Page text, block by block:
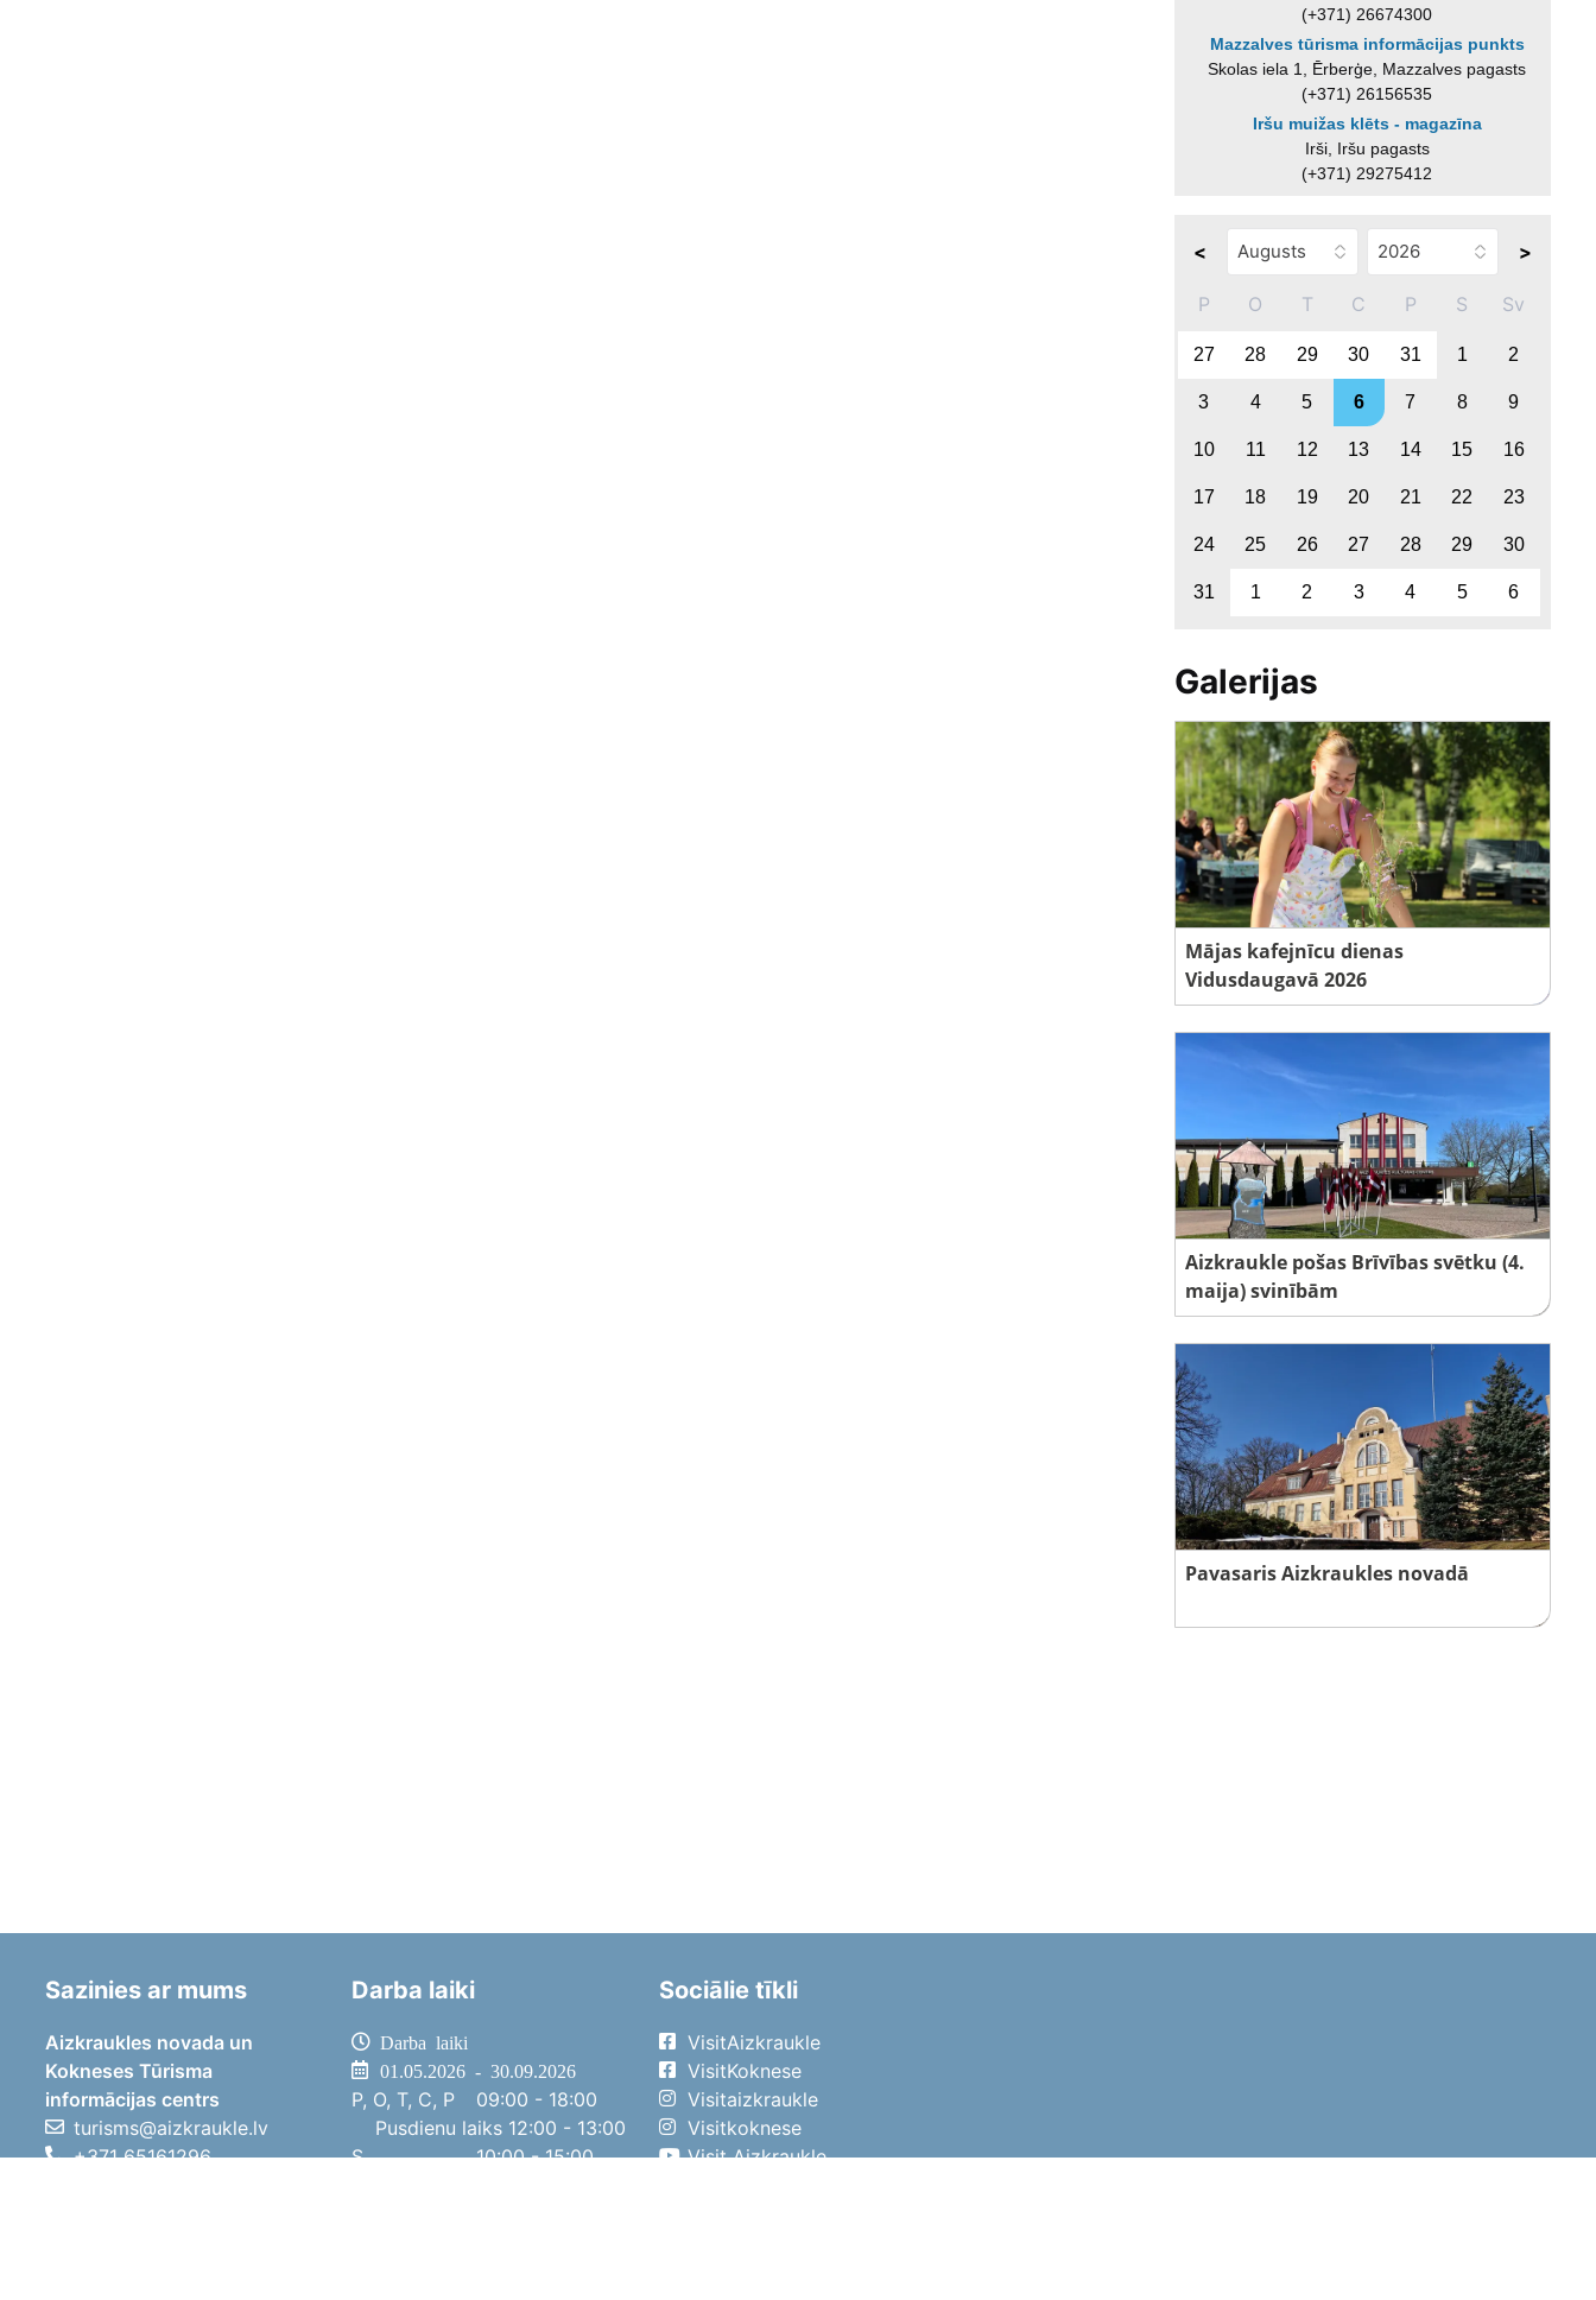
(+371) 26674300
Mazzalves tūrisma informācijas punkts
Skolas iela 1, Ērberģe, Mazzalves pagasts
(+371) 26156535
Iršu muižas klēts - magazīna
Irši, Iršu pagasts
(+371) 29275412
< >
P O T C P S Sv
27 28 29 30 31 1 2
3 4 5 6 7 8 9
10 11 12 13 14 15 16
17 18 19 20 21 22 23
24 25 26 27 28 29 30
31 1 2 3 4 5 6
Galerijas
Mājas kafejnīcu dienas
Vidusdaugavā 2026
Aizkraukle pošas Brīvības svētku (4.
maija) svinībām
Pavasaris Aizkraukles novadā
Sazinies ar mums
Aizkraukles novada un
Kokneses Tūrisma
informācijas centrs
turisms@aizkraukle.lv
+371 65161296
Darba laiki
Darba laiki
01.05.2026 - 30.09.2026
P, O, T, C, P
09:00 - 18:00
Pusdienu laiks 12:00 - 13:00
S
10:00 - 15:00
Sociālie tīkli
VisitAizkraukle
VisitKoknese
Visitaizkraukle
Visitkoknese
Visit Aizkraukle